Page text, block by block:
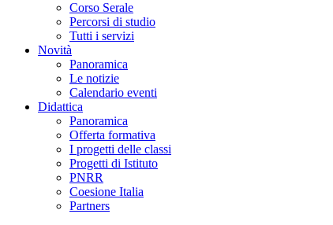
Corso Serale
Percorsi di studio
Tutti i servizi
Novità
Panoramica
Le notizie
Calendario eventi
Didattica
Panoramica
Offerta formativa
I progetti delle classi
Progetti di Istituto
PNRR
Coesione Italia
Partners